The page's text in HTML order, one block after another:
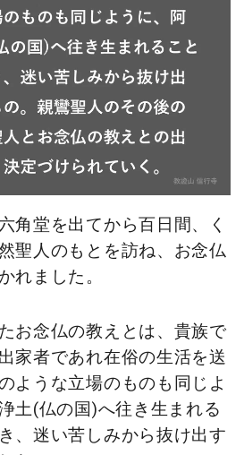
角堂を出てから百日間、く
聖人のもとを訪ね、お念仏
れました。
お念仏の教えとは、貴族で
家者であれ在俗の生活を送
ような立場のものも同じよ
土(仏の国)へ往き生まれる
、迷い苦しみから抜け出す